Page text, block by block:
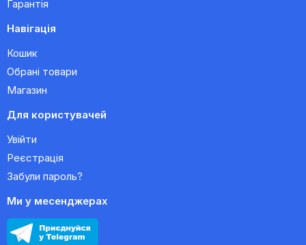
Гарантія
Навігація
Кошик
Обрані товари
Магазин
Для користувачей
Увійти
Реєстрація
Забули пароль?
Ми у месенджерах